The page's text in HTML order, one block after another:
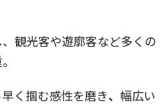
観光客や遊廓客など多くの
く掴む感性を磨き、 幅広い